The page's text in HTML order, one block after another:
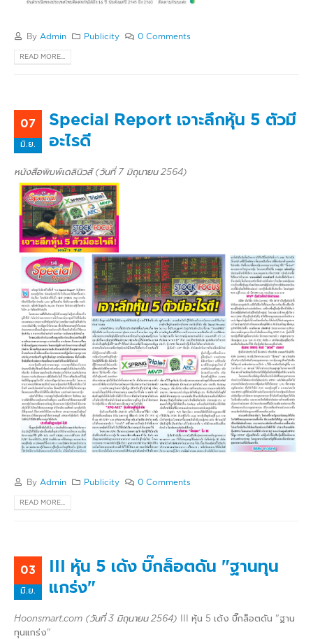
By Admin Publicity 0 Comments
READ MORE...
07
มิ.ย.
Special Report เจาะลึกหุ้น 5 ตัวมี
อะไรดี
หนังสือพิมพ์เดลินิวส์ (วันที่ 7 มิถุนายน 2564)
By Admin Publicity 0 Comments
READ MORE...
03
มิ.ย.
III หุ้น 5 เด้ง บิ๊กล็อตดัน "ฐานทุน
แกร่ง"
Hoonsmart.com (วันที่ 3 มิถุนายน 2564) III หุ้น 5 เด้ง บิ๊กล็อตดัน "ฐาน
ทุนแกร่ง"